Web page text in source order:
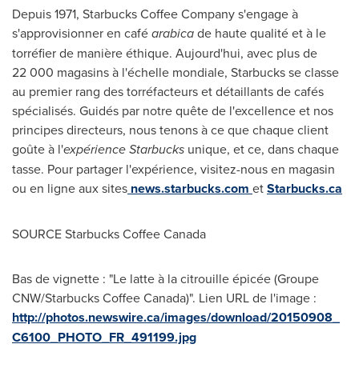
Depuis 1971, Starbucks Coffee Company s'engage à
s'approvisionner en caféarabicade haute qualité et à le
torréfier de manière éthique. Aujourd'hui, avec plus de
22 000 magasins à l'échelle mondiale, Starbucks se classe
au premier rang des torréfacteurs et détaillants de cafés
spécialisés. Guidés par notre quête de l'excellence et nos
principes directeurs, nous tenons à ce que chaque client
goûte à l'expérience Starbucks unique, et ce, dans chaque
tasse. Pour partager l'expérience, visitez-nous en magasin
ou en ligne aux sites news.starbucks.com etStarbucks.ca
SOURCE Starbucks Coffee Canada
Bas de vignette : "Le latte à la citrouille épicée (Groupe
CNW/Starbucks Coffee Canada)". Lien URL de l'image :
http://photos.newswire.ca/images/download/20150908_
C6100_PHOTO_FR_491199.jpg